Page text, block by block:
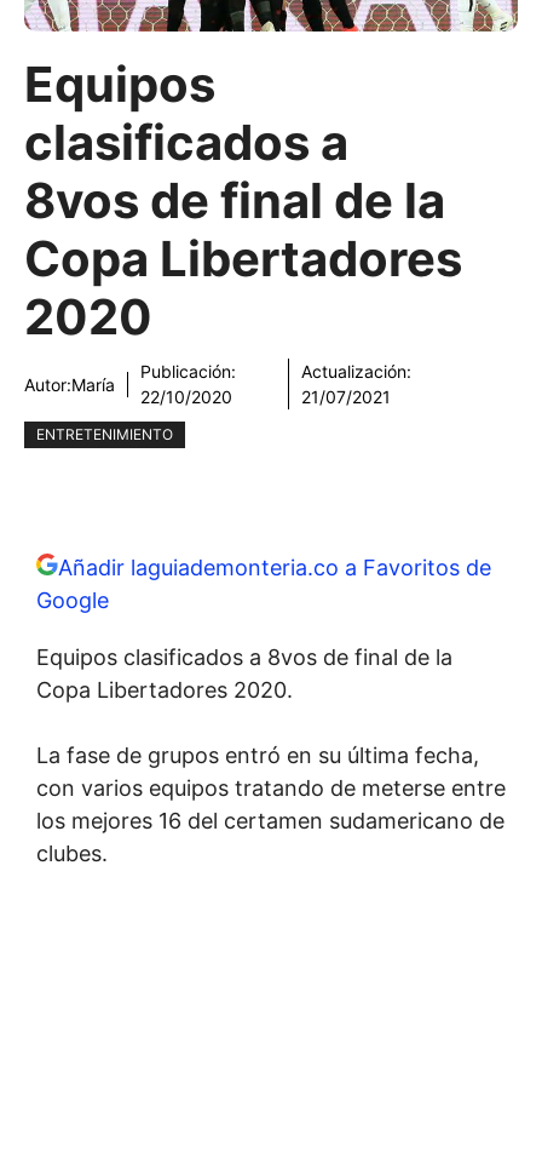
Equipos
clasificados a
8vos de final de la
Copa Libertadores
2020
Autor:María
Publicación:
22/10/2020
Actualización:
21/07/2021
ENTRETENIMIENTO
Añadir laguiademonteria.co a Favoritos de
Google
Equipos clasificados a 8vos de final de la
Copa Libertadores 2020.
La fase de grupos entró en su última fecha,
con varios equipos tratando de meterse entre
los mejores 16 del certamen sudamericano de
clubes.